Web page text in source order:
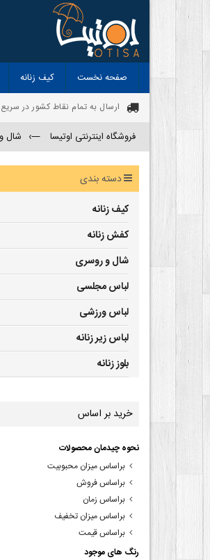
صفحه نخست کیف زنانه
ارسال به تمام نقاط کشور در
فروشگاه اینترنتی اوتیسا —› شال
دسته بندی
کیف زنانه
کفش زنانه
شال و روسری
لباس مجلسی
لباس ورزشی
لباس زیر زنانه
بلوز زنانه
خرید بر اساس
نحوه چیدمان محصولات
براساس میزان محبوبیت
براساس فروش
براساس زمان
براساس میزان تخفیف
براساس قیمت
رنگ های موجود